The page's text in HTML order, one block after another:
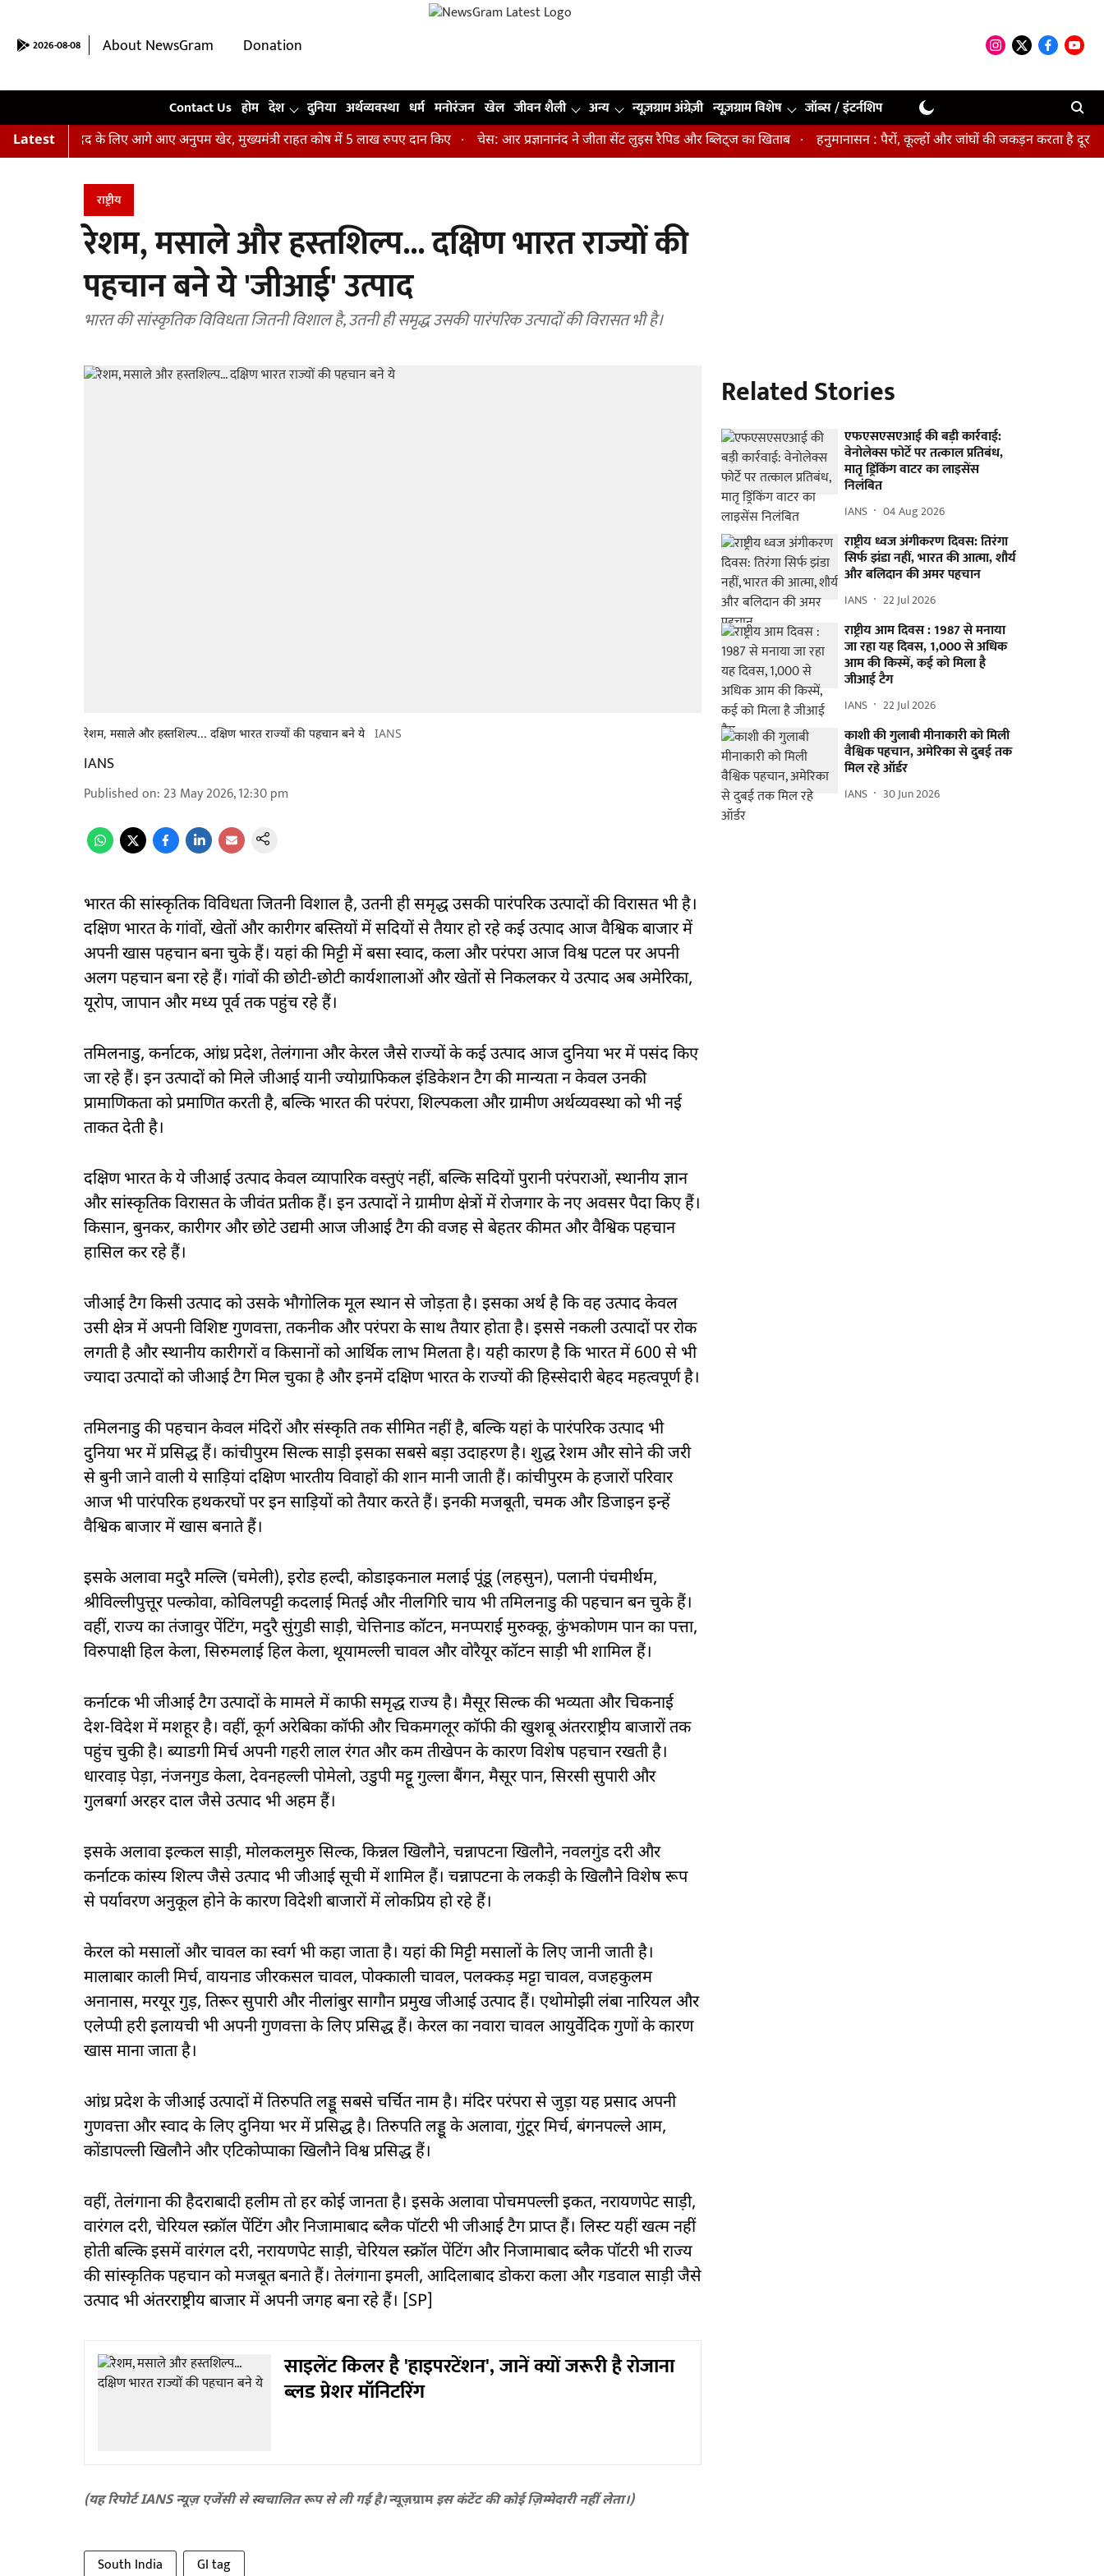
2026-08-08 About NewsGram
Donation
Contact Us होम देश दुनिया अर्थव्यवस्था धर्म मनोरंजन खेल जीवन शैली अन्य न्यूज़ग्राम अंग्रेज़ी न्यूज़ग्राम विशेष जॉब्स / इंटर्नशिप
Latest
की मदद के लिए आगे आए अनुपम खेर, मुख्यमंत्री राहत कोष में 5 लाख रुपए दान किए चेस: आर प्रज्ञानानंद ने जीता सेंट लुइस रैपिड और ब्लिट्ज का खिताब हनुमानासन : पैरों, कूल्हों और जांघों की जकड़न करता है दूर,
राष्ट्रीय
रेशम, मसाले और हस्तशिल्प... दक्षिण भारत राज्यों की
पहचान बने ये 'जीआई' उत्पाद
भारत की सांस्कृतिक विविधता जितनी विशाल है, उतनी ही समृद्ध उसकी पारंपरिक उत्पादों की विरासत भी है।
रेशम, मसाले और हस्तशिल्प... दक्षिण भारत राज्यों की पहचान बने ये IANS
IANS
Published on: 23 May 2026, 12:30 pm
भारत की सांस्कृतिक विविधता जितनी विशाल है, उतनी ही समृद्ध उसकी पारंपरिक उत्पादों की विरासत भी है।
दक्षिण भारत के गांवों, खेतों और कारीगर बस्तियों में सदियों से तैयार हो रहे कई उत्पाद आज वैश्विक बाजार में
अपनी खास पहचान बना चुके हैं। यहां की मिट्टी में बसा स्वाद, कला और परंपरा आज विश्व पटल पर अपनी
अलग पहचान बना रहे हैं। गांवों की छोटी-छोटी कार्यशालाओं और खेतों से निकलकर ये उत्पाद अब अमेरिका,
यूरोप, जापान और मध्य पूर्व तक पहुंच रहे हैं।
तमिलनाडु, कर्नाटक, आंध्र प्रदेश, तेलंगाना और केरल जैसे राज्यों के कई उत्पाद आज दुनिया भर में पसंद किए
जा रहे हैं। इन उत्पादों को मिले जीआई यानी ज्योग्राफिकल इंडिकेशन टैग की मान्यता न केवल उनकी
प्रामाणिकता को प्रमाणित करती है, बल्कि भारत की परंपरा, शिल्पकला और ग्रामीण अर्थव्यवस्था को भी नई
ताकत देती है।
दक्षिण भारत के ये जीआई उत्पाद केवल व्यापारिक वस्तुएं नहीं, बल्कि सदियों पुरानी परंपराओं, स्थानीय ज्ञान
और सांस्कृतिक विरासत के जीवंत प्रतीक हैं। इन उत्पादों ने ग्रामीण क्षेत्रों में रोजगार के नए अवसर पैदा किए हैं।
किसान, बुनकर, कारीगर और छोटे उद्यमी आज जीआई टैग की वजह से बेहतर कीमत और वैश्विक पहचान
हासिल कर रहे हैं।
जीआई टैग किसी उत्पाद को उसके भौगोलिक मूल स्थान से जोड़ता है। इसका अर्थ है कि वह उत्पाद केवल
उसी क्षेत्र में अपनी विशिष्ट गुणवत्ता, तकनीक और परंपरा के साथ तैयार होता है। इससे नकली उत्पादों पर रोक
लगती है और स्थानीय कारीगरों व किसानों को आर्थिक लाभ मिलता है। यही कारण है कि भारत में 600 से भी
ज्यादा उत्पादों को जीआई टैग मिल चुका है और इनमें दक्षिण भारत के राज्यों की हिस्सेदारी बेहद महत्वपूर्ण है।
तमिलनाडु की पहचान केवल मंदिरों और संस्कृति तक सीमित नहीं है, बल्कि यहां के पारंपरिक उत्पाद भी
दुनिया भर में प्रसिद्ध हैं। कांचीपुरम सिल्क साड़ी इसका सबसे बड़ा उदाहरण है। शुद्ध रेशम और सोने की जरी
से बुनी जाने वाली ये साड़ियां दक्षिण भारतीय विवाहों की शान मानी जाती हैं। कांचीपुरम के हजारों परिवार
आज भी पारंपरिक हथकरघों पर इन साड़ियों को तैयार करते हैं। इनकी मजबूती, चमक और डिजाइन इन्हें
वैश्विक बाजार में खास बनाते हैं।
इसके अलावा मदुरै मल्लि (चमेली), इरोड हल्दी, कोडाइकनाल मलाई पूंडू (लहसुन), पलानी पंचमीर्थम,
श्रीविल्लीपुत्तूर पल्कोवा, कोविलपट्टी कदलाई मितई और नीलगिरि चाय भी तमिलनाडु की पहचान बन चुके हैं।
वहीं, राज्य का तंजावुर पेंटिंग, मदुरै सुंगुडी साड़ी, चेत्तिनाड कॉटन, मनप्पराई मुरुक्कू, कुंभकोणम पान का पत्ता,
विरुपाक्षी हिल केला, सिरुमलाई हिल केला, थूयामल्ली चावल और वोरैयूर कॉटन साड़ी भी शामिल हैं।
कर्नाटक भी जीआई टैग उत्पादों के मामले में काफी समृद्ध राज्य है। मैसूर सिल्क की भव्यता और चिकनाई
देश-विदेश में मशहूर है। वहीं, कूर्ग अरेबिका कॉफी और चिकमगलूर कॉफी की खुशबू अंतरराष्ट्रीय बाजारों तक
पहुंच चुकी है। ब्याडगी मिर्च अपनी गहरी लाल रंगत और कम तीखेपन के कारण विशेष पहचान रखती है।
धारवाड़ पेड़ा, नंजनगुड केला, देवनहल्ली पोमेलो, उडुपी मट्टू गुल्ला बैंगन, मैसूर पान, सिरसी सुपारी और
गुलबर्गा अरहर दाल जैसे उत्पाद भी अहम हैं।
इसके अलावा इल्कल साड़ी, मोलकलमुरु सिल्क, किन्नल खिलौने, चन्नापटना खिलौने, नवलगुंड दरी और
कर्नाटक कांस्य शिल्प जैसे उत्पाद भी जीआई सूची में शामिल हैं। चन्नापटना के लकड़ी के खिलौने विशेष रूप
से पर्यावरण अनुकूल होने के कारण विदेशी बाजारों में लोकप्रिय हो रहे हैं।
केरल को मसालों और चावल का स्वर्ग भी कहा जाता है। यहां की मिट्टी मसालों के लिए जानी जाती है।
मालाबार काली मिर्च, वायनाड जीरकसल चावल, पोक्काली चावल, पलक्कड़ मट्टा चावल, वजहकुलम
अनानास, मरयूर गुड़, तिरूर सुपारी और नीलांबुर सागौन प्रमुख जीआई उत्पाद हैं। एथोमोझी लंबा नारियल और
एलेप्पी हरी इलायची भी अपनी गुणवत्ता के लिए प्रसिद्ध हैं। केरल का नवारा चावल आयुर्वेदिक गुणों के कारण
खास माना जाता है।
आंध्र प्रदेश के जीआई उत्पादों में तिरुपति लड्डू सबसे चर्चित नाम है। मंदिर परंपरा से जुड़ा यह प्रसाद अपनी
गुणवत्ता और स्वाद के लिए दुनिया भर में प्रसिद्ध है। तिरुपति लड्डू के अलावा, गुंटूर मिर्च, बंगनपल्ले आम,
कोंडापल्ली खिलौने और एटिकोप्पाका खिलौने विश्व प्रसिद्ध हैं।
वहीं, तेलंगाना की हैदराबादी हलीम तो हर कोई जानता है। इसके अलावा पोचमपल्ली इकत, नरायणपेट साड़ी,
वारंगल दरी, चेरियल स्क्रॉल पेंटिंग और निजामाबाद ब्लैक पॉटरी भी जीआई टैग प्राप्त हैं। लिस्ट यहीं खत्म नहीं
होती बल्कि इसमें वारंगल दरी, नरायणपेट साड़ी, चेरियल स्क्रॉल पेंटिंग और निजामाबाद ब्लैक पॉटरी भी राज्य
की सांस्कृतिक पहचान को मजबूत बनाते हैं। तेलंगाना इमली, आदिलाबाद डोकरा कला और गडवाल साड़ी जैसे
उत्पाद भी अंतरराष्ट्रीय बाजार में अपनी जगह बना रहे हैं। [SP]
साइलेंट किलर है 'हाइपरटेंशन', जानें क्यों जरूरी है रोजाना
ब्लड प्रेशर मॉनिटरिंग
(यह रिपोर्ट IANS न्यूज़ एजेंसी से स्वचालित रूप से ली गई है।न्यूज़ग्रामइस कंटेंट की कोई ज़िम्मेदारी नहीं लेता।)
South India GI tag
Related Stories
एफएसएसएआई की बड़ी कार्रवाई:
वेनोलेक्स फोर्टे पर तत्काल प्रतिबंध,
मातृ ड्रिंकिंग वाटर का लाइसेंस
निलंबित
IANS 04 Aug 2026
राष्ट्रीय ध्वज अंगीकरण दिवस: तिरंगा
सिर्फ झंडा नहीं, भारत की आत्मा, शौर्य
और बलिदान की अमर पहचान
IANS 22 Jul 2026
राष्ट्रीय आम दिवस : 1987 से मनाया
जा रहा यह दिवस, 1,000 से अधिक
आम की किस्में, कई को मिला है
जीआई टैग
IANS 22 Jul 2026
काशी की गुलाबी मीनाकारी को मिली
वैश्विक पहचान, अमेरिका से दुबई तक
मिल रहे ऑर्डर
IANS 30 Jun 2026